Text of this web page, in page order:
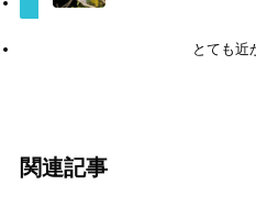
とても近
関連記事